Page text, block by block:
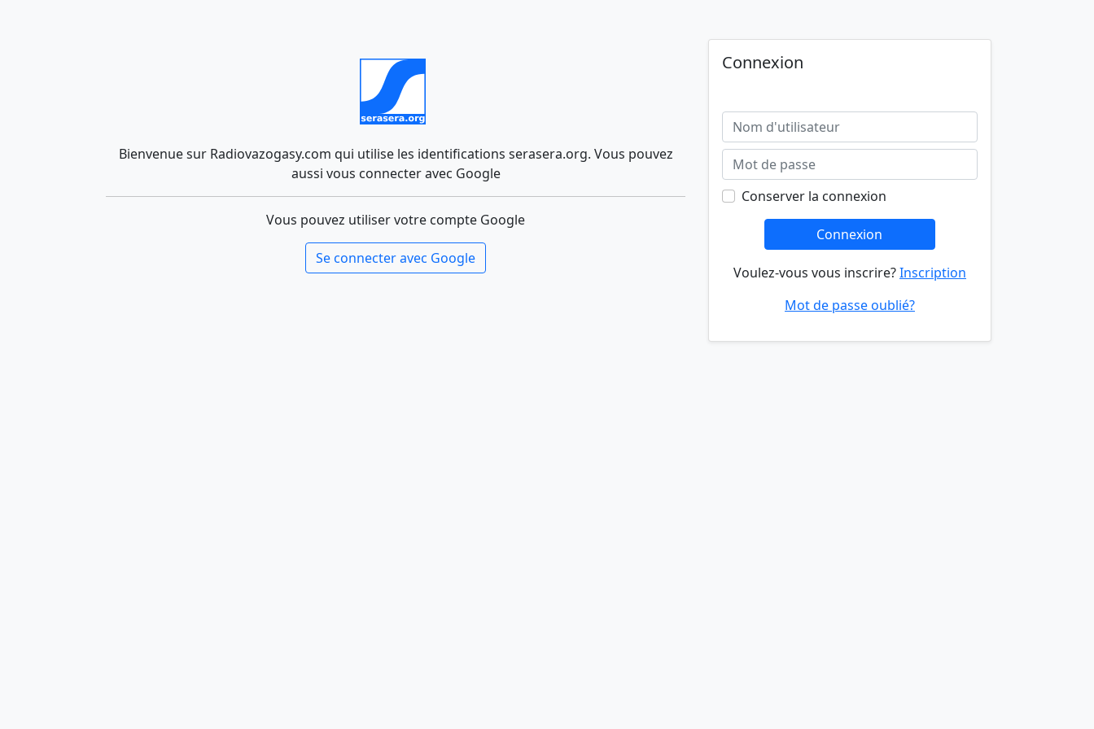
Bienvenue sur Radiovazogasy.com qui utilise les identifications serasera.org. Vous pouvez
aussi vous connecter avec Google
Vous pouvez utiliser votre compte Google
Se connecter avec Google
Connexion
Conserver la connexion
Connexion
Voulez-vous vous inscrire?Inscription
Mot de passe oublié?